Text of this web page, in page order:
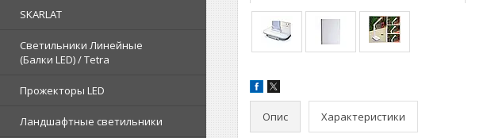
SKARLAT
Светильники Линейные
(Балки LED) / Tetra
Прожекторы LED
Ландшафтные светильники Опис Характеристики